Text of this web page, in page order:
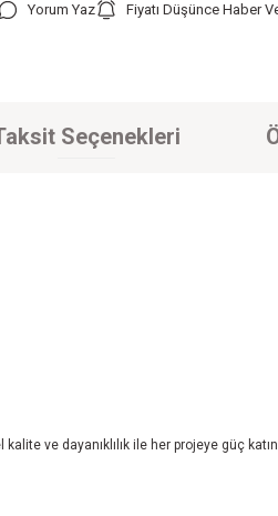
Yorum Yaz Fiyatı Düşünce Haber
Seçenekleri
ve dayanıklılık ile her projeye güç